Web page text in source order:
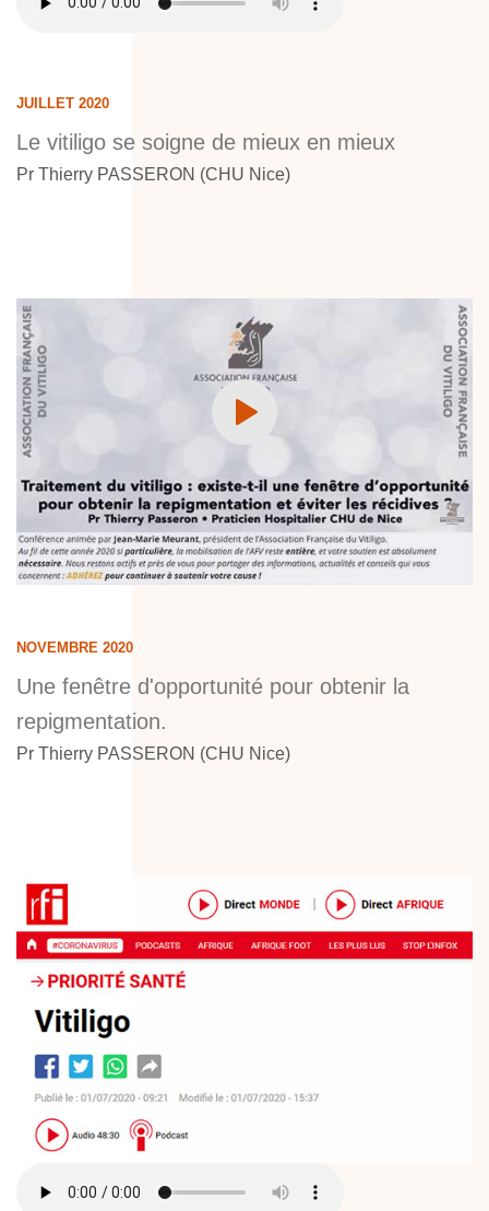
JUILLET 2020
Le vitiligo se soigne de mieux en mieux
Pr Thierry PASSERON (CHU Nice)
NOVEMBRE 2020
Une fenêtre d'opportunité pour obtenir la
repigmentation.
Pr Thierry PASSERON (CHU Nice)